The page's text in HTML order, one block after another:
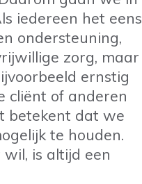
iedereen het eens
ondersteuning,
zorg, maar
ernstig
cliënt of anderen
betekent dat we
te houden.
is altijd een